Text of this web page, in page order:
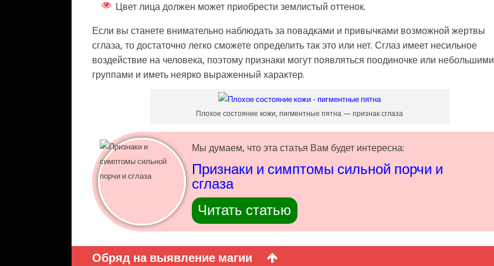
Цвет лица должен может приобрести землистый оттенок.
Если вы станете внимательно наблюдать за повадками и привычками возможной жертвы
сглаза, то достаточно легко сможете определить так это или нет. Сглаз имеет несильное
воздействие на человека, поэтому признаки могут появляться поодиночке или небольшими
группами и иметь неярко выраженный характер.
Плохое состояние кожи, пигментные пятна — признак сглаза
Мы думаем, что эта статья Вам будет интересна:
Признаки и симптомы сильной порчи и
сглаза
Читать статью
Обряд на выявление магии